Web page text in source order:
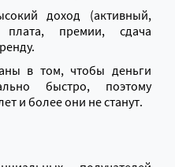
доход (активный,
плата, премии, сдача
в том, чтобы деньги
быстро, поэтому
и более они не станут.